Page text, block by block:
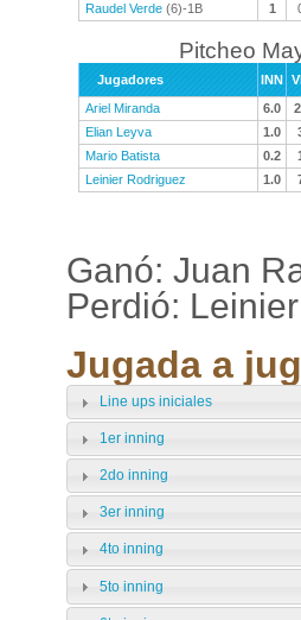
Raudel Verde (6)-1B 1
Pitcheo
Jugadores INN
Ariel Miranda
6.0
Elian Leyva
1.0
Mario Batista
0.2
Leinier Rodriguez
1.0
Ganó: Juan
Perdió:
Jugada a
Line ups iniciales
1er inning
2do inning
3er inning
4to inning
5to inning